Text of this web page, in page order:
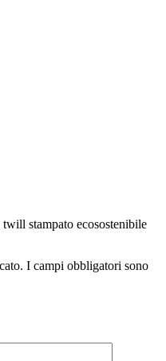
stampato ecosostenibile
I campi obbligatori sono